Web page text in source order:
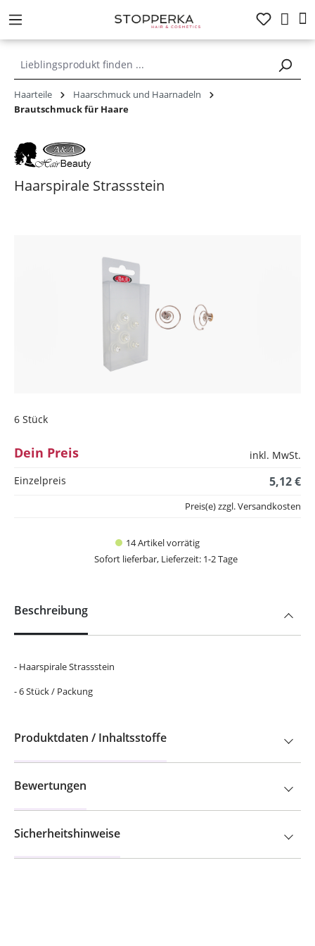
springen
Haarteile
Haarschmuck und Haarnadeln
Brautschmuck für Haare
Haarspirale Strassstein
6 Stück
Dein Preis
inkl. MwSt.
Einzelpreis
5,12 €
14 Artikel vorrätig
Sofort lieferbar, Lieferzeit: 1-2 Tage
Preis(e) zzgl. Versandkosten
Beschreibung
- Haarspirale Strassstein
- 6 Stück / Packung
Produktdaten / Inhaltsstoffe
Bewertungen
Sicherheitshinweise